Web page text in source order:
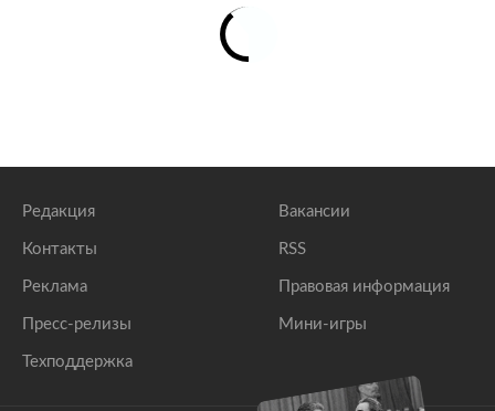
Редакция
Контакты
Реклама
Пресс-релизы
Техподдержка
Вакансии
RSS
Правовая информация
Мини-игры